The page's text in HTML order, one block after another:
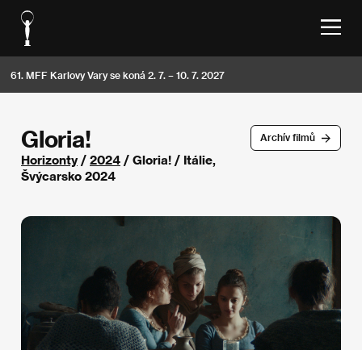
61. MFF Karlovy Vary se koná 2. 7. – 10. 7. 2027
Archív filmů
Gloria!
Horizonty/ 2024 / Gloria! / Itálie,
Švýcarsko 2024